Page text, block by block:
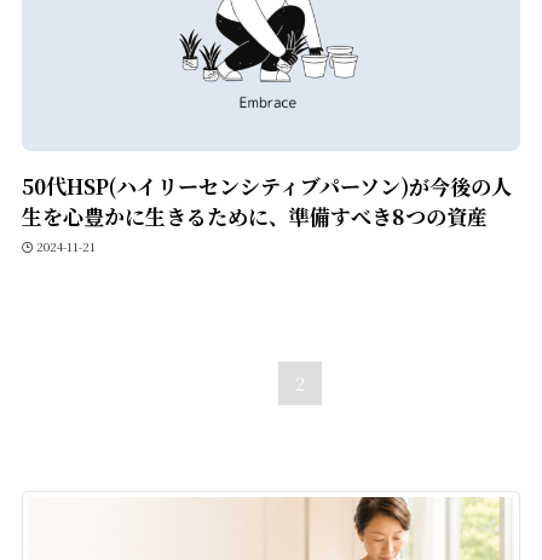
50代HSP(ハイリーセンシティブパーソン)が今後の人
生を心豊かに生きるために、準備すべき8つの資産
2024-11-21
2